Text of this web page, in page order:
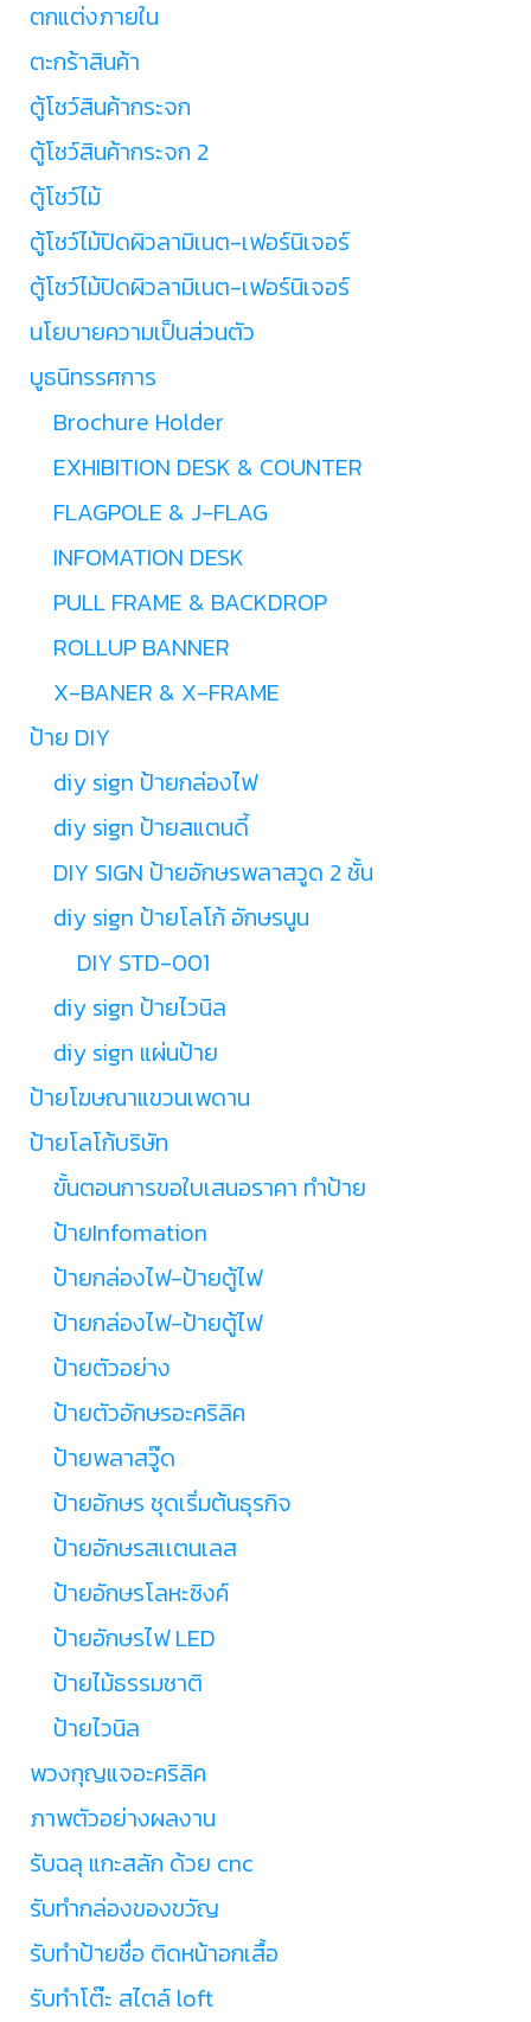
ตกแต่งภายใน
ตะกร้าสินค้า
ตู้โชว์สินค้ากระจก
ตู้โชว์สินค้ากระจก 2
ตู้โชว์ไม้
ตู้โชว์ไม้ปิดผิวลามิเนต-เฟอร์นิเจอร์
ตู้โชว์ไม้ปิดผิวลามิเนต-เฟอร์นิเจอร์
นโยบายความเป็นส่วนตัว
บูธนิทรรศการ
Brochure Holder
EXHIBITION DESK & COUNTER
FLAGPOLE & J-FLAG
INFOMATION DESK
PULL FRAME & BACKDROP
ROLLUP BANNER
X-BANER & X-FRAME
ป้าย DIY
diy sign ป้ายกล่องไฟ
diy sign ป้ายสแตนดี้
DIY SIGN ป้ายอักษรพลาสวูด 2 ชั้น
diy sign ป้ายโลโก้ อักษรนูน
DIY STD-001
diy sign ป้ายไวนิล
diy sign แผ่นป้าย
ป้ายโฆษณาแขวนเพดาน
ป้ายโลโก้บริษัท
ขั้นตอนการขอใบเสนอราคา ทำป้าย
ป้ายInfomation
ป้ายกล่องไฟ-ป้ายตู้ไฟ
ป้ายกล่องไฟ-ป้ายตู้ไฟ
ป้ายตัวอย่าง
ป้ายตัวอักษรอะคริลิค
ป้ายพลาสวู๊ด
ป้ายอักษร ชุดเริ่มต้นธุรกิจ
ป้ายอักษรสเเตนเลส
ป้ายอักษรโลหะซิงค์
ป้ายอักษรไฟ LED
ป้ายไม้ธรรมชาติ
ป้ายไวนิล
พวงกุญแจอะคริลิค
ภาพตัวอย่างผลงาน
รับฉลุ แกะสลัก ด้วย cnc
รับทำกล่องของขวัญ
รับทำป้ายชื่อ ติดหน้าอกเสื้อ
รับทำโต๊ะ สไตล์ loft